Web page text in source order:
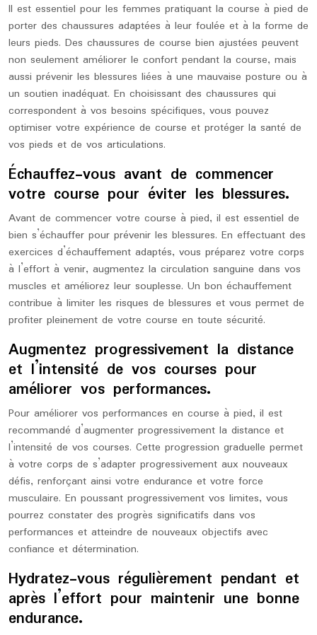
Il est essentiel pour les femmes pratiquant la course à pied de
porter des chaussures adaptées à leur foulée et à la forme de
leurs pieds. Des chaussures de course bien ajustées peuvent
non seulement améliorer le confort pendant la course, mais
aussi prévenir les blessures liées à une mauvaise posture ou à
un soutien inadéquat. En choisissant des chaussures qui
correspondent à vos besoins spécifiques, vous pouvez
optimiser votre expérience de course et protéger la santé de
vos pieds et de vos articulations.
Échauffez-vous avant de commencer
votre course pour éviter les blessures.
Avant de commencer votre course à pied, il est essentiel de
bien s’échauffer pour prévenir les blessures. En effectuant des
exercices d’échauffement adaptés, vous préparez votre corps
à l’effort à venir, augmentez la circulation sanguine dans vos
muscles et améliorez leur souplesse. Un bon échauffement
contribue à limiter les risques de blessures et vous permet de
profiter pleinement de votre course en toute sécurité.
Augmentez progressivement la distance
et l’intensité de vos courses pour
améliorer vos performances.
Pour améliorer vos performances en course à pied, il est
recommandé d’augmenter progressivement la distance et
l’intensité de vos courses. Cette progression graduelle permet
à votre corps de s’adapter progressivement aux nouveaux
défis, renforçant ainsi votre endurance et votre force
musculaire. En poussant progressivement vos limites, vous
pourrez constater des progrès significatifs dans vos
performances et atteindre de nouveaux objectifs avec
confiance et détermination.
Hydratez-vous régulièrement pendant et
après l’effort pour maintenir une bonne
endurance.